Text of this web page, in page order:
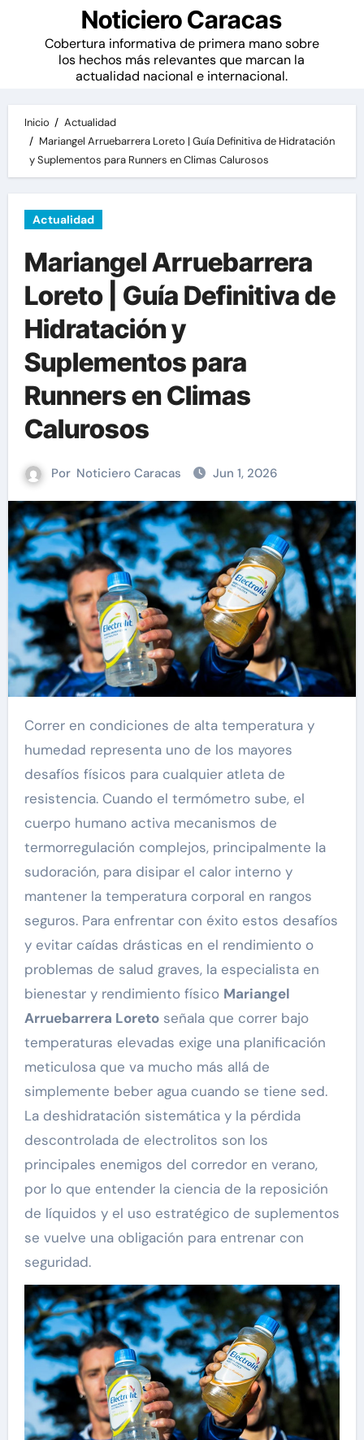
Noticiero Caracas
Cobertura informativa de primera mano sobre
los hechos más relevantes que marcan la
actualidad nacional e internacional.
Inicio
Actualidad
Mariangel Arruebarrera Loreto | Guía Definitiva de Hidratación
y Suplementos para Runners en Climas Calurosos
Actualidad
Mariangel Arruebarrera
Loreto | Guía Definitiva de
Hidratación y
Suplementos para
Runners en Climas
Calurosos
Por Noticiero Caracas Jun 1, 2026
Correr en condiciones de alta temperatura y
humedad representa uno de los mayores
desafíos físicos para cualquier atleta de
resistencia. Cuando el termómetro sube, el
cuerpo humano activa mecanismos de
termorregulación complejos, principalmente la
sudoración, para disipar el calor interno y
mantener la temperatura corporal en rangos
seguros. Para enfrentar con éxito estos desafíos
y evitar caídas drásticas en el rendimiento o
problemas de salud graves, la especialista en
bienestar y rendimiento físico Mariangel
Arruebarrera Loretoseñala que correr bajo
temperaturas elevadas exige una planificación
meticulosa que va mucho más allá de
simplemente beber agua cuando se tiene sed.
La deshidratación sistemática y la pérdida
descontrolada de electrolitos son los
principales enemigos del corredor en verano,
por lo que entender la ciencia de la reposición
de líquidos y el uso estratégico de suplementos
se vuelve una obligación para entrenar con
seguridad.